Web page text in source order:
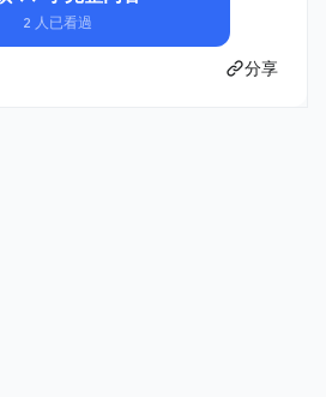
2 人已看過
分享